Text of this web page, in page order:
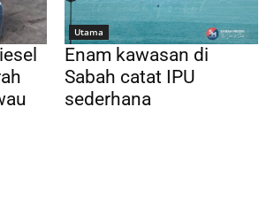
Utama
Enam kawasan di
Sabah catat IPU
sederhana